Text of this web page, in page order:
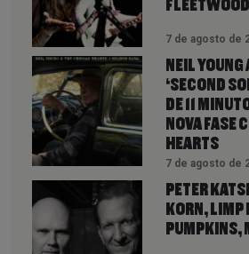
7 de agosto de
NEIL
‘SECOND
DE 11
NOVA FASE
HEARTS
7 de agosto de
PETER
KORN,
PUMPKINS,